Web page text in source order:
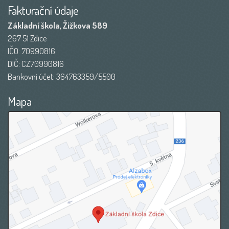
Fakturační údaje
Základní škola, Žižkova 589
267 51 Zdice
IČO: 70990816
DIČ: CZ70990816
Bankovní účet: 364763359/5500
Mapa